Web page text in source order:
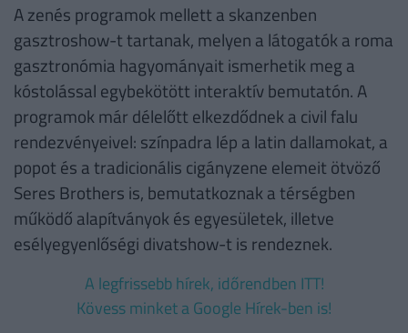
A zenés programok mellett a skanzenben
gasztroshow-t tartanak, melyen a látogatók a roma
gasztronómia hagyományait ismerhetik meg a
kóstolással egybekötött interaktív bemutatón. A
programok már délelőtt elkezdődnek a civil falu
rendezvényeivel: színpadra lép a latin dallamokat, a
popot és a tradicionális cigányzene elemeit ötvöző
Seres Brothers is, bemutatkoznak a térségben
működő alapítványok és egyesületek, illetve
esélyegyenlőségi divatshow-t is rendeznek.
A legfrissebb hírek, időrendben ITT!
Kövess minket a Google Hírek-ben is!